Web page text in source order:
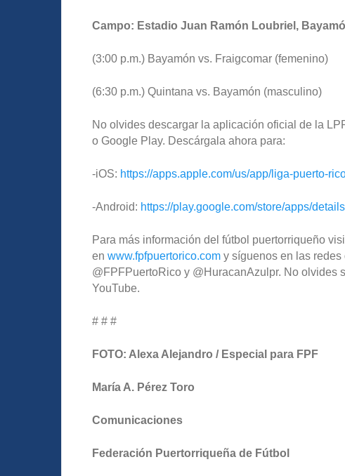
Campo: Estadio Juan Ramón Loubriel,
(3:00 p.m.) Bayamón vs. Fraigcomar (femenino)
(6:30 p.m.) Quintana vs. Bayamón (masculino)
No olvides descargar la aplicación oficial de la
o Google Play. Descárgala ahora para:
-iOS: https://apps.apple.com/us/app/liga-puerto-
-Android: https://play.google.com/store/apps/
Para más información del fútbol puertorriqueño
en www.fpfpuertorico.com y síguenos en las
@FPFPuertoRico y @HuracanAzulpr. No olvides
YouTube.
# # #
FOTO: Alexa Alejandro / Especial para FPF
María A. Pérez Toro
Comunicaciones
Federación Puertorriqueña de Fútbol